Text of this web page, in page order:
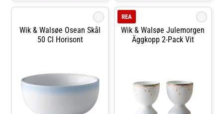
Wik & Walsøe Osean Skål
50 Cl Horisont
Wik & Walsøe Julemorgen
Äggkopp 2-Pack Vit
REA